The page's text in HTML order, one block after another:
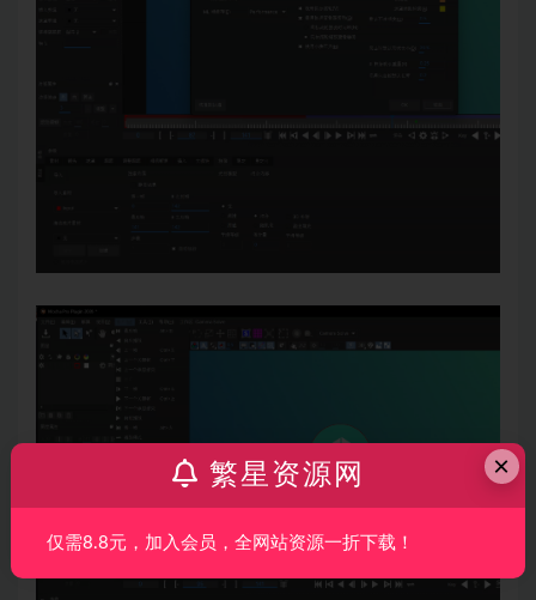
×
繁星资源网
仅需8.8元，加入会员，全网站资源一折下载！